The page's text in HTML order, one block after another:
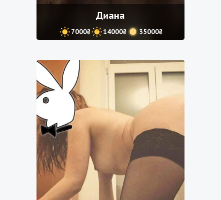
Диана
7000₴ 14000₴ 35000₴